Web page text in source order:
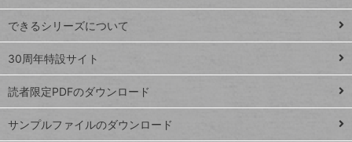
ド
Google
スプレ
ッドシ
ート
iPhone
VLOOKUP
ト
ッ
プ
ペ
ジ
できるシリーズについて
30周年特設サイト
読者限定PDFのダウンロード
サンプルファイルのダウンロード